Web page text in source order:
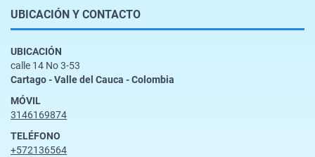
UBICACIÓN Y CONTACTO
UBICACIÓN
calle 14 No 3-53
Cartago - Valle del Cauca - Colombia
MÓVIL
3146169874
TELÉFONO
+572136564